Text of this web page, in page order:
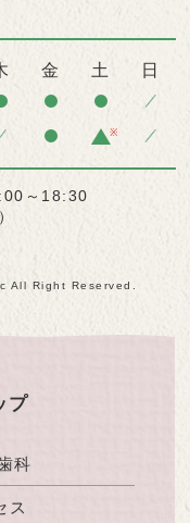
金 土 日
※
～18:30
All Right Reserved.
プ
科
ス